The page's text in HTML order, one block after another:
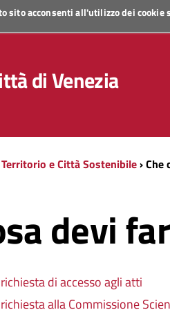
sito acconsenti all'utilizzo dei
di Venezia
e Città Sostenibile›
devi
di accesso agli atti
alla Commissione